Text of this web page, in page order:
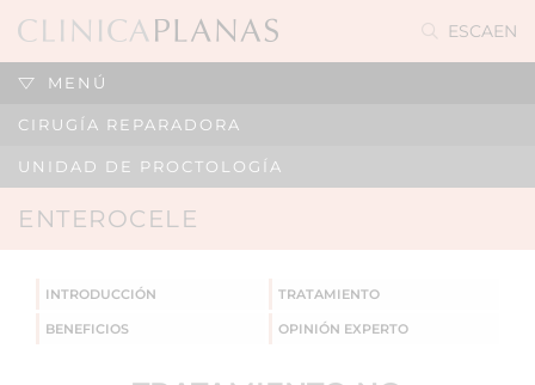
ESCAEN
MENÚ
CIRUGÍA REPARADORA
UNIDAD DE PROCTOLOGÍA
ENTEROCELE
INTRODUCCIÓN TRATAMIENTO
BENEFICIOS OPINIÓN EXPERTO